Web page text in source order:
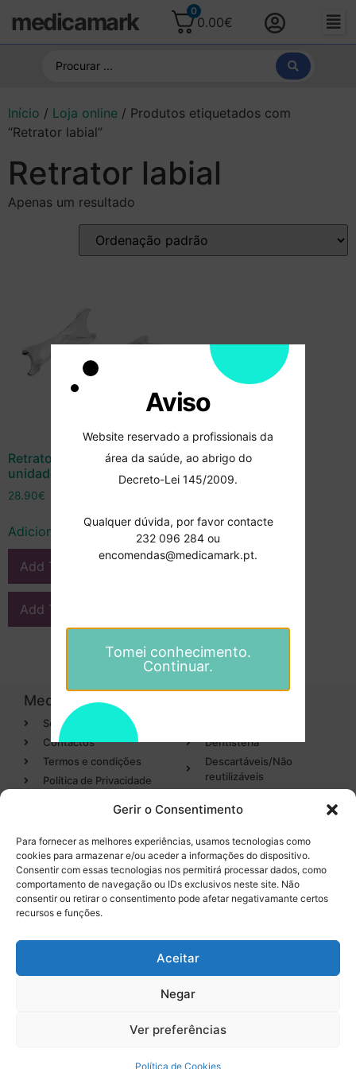
Gerir o Consentimento
Para fornecer as melhores experiências, usamos tecnologias como
cookies para armazenar e/ou aceder a informações do dispositivo.
Consentir com essas tecnologias nos permitirá processar dados, como
comportamento de navegação ou IDs exclusivos neste site. Não
consentir ou retirar o consentimento pode afetar negativamante certos
recursos e funções.
Aceitar
Negar
Ver preferências
Política de Cookies
medicamark 0
0.00€
Início / Loja online / Produtos etiquetados com
“Retrator labial”
Retrator labial
Apenas um resultado
Retrator labial duplo – 2
unidades – Mestra
28.90€
Adicionar
Add To Compare
Add To Wishlist
Medicamark
Sobre
Contactos
Termos e condições
Política de Privacidade
Dentisteria
Descartáveis/Não
reutilizáveis
Desinfectantes
Categorias
Endodontia
Higiene Oral
Entregas em 24h
de produtos em stock
nacional)
Licença INFARMED Nº 220/DM2016Resolução de conflitos de Consumo
Aviso
Website reservado a profissionais da
área da saúde, ao abrigo do
Decreto-Lei 145/2009.
Qualquer dúvida, por favor contacte
232 096 284 ou
encomendas@medicamark.pt.
Tomei conhecimento.
Continuar.